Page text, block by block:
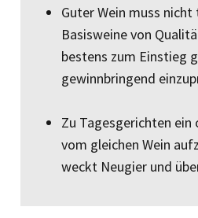
Guter Wein muss nicht
Basisweine von
bestens zum Einstieg
gewinnbrin­gend
Zu Tagesgerichten ein
vom gleichen Wein
weckt Neugier und